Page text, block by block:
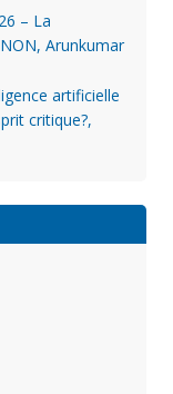
– La
Arunkumar
artificielle
critique?,